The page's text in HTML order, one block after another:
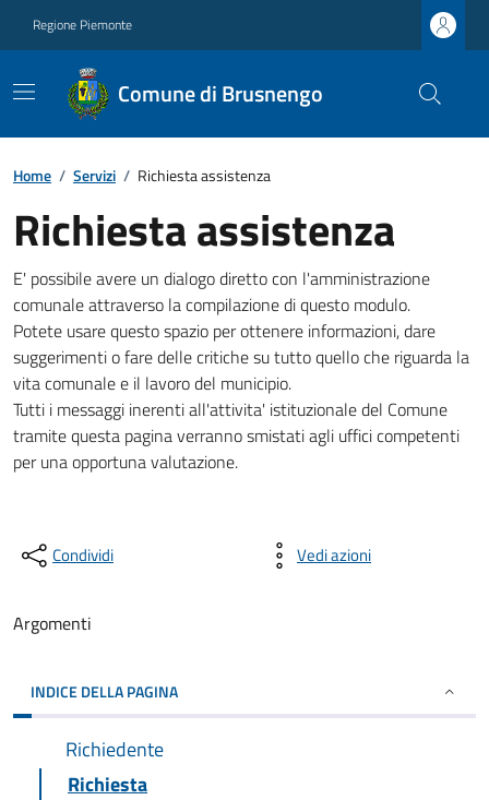
Regione Piemonte
Comune di Brusnengo
Home / Servizi / Richiesta assistenza
Richiesta assistenza
E' possibile avere un dialogo diretto con l'amministrazione
comunale attraverso la compilazione di questo modulo.
Potete usare questo spazio per ottenere informazioni, dare
suggerimenti o fare delle critiche su tutto quello che riguarda la
vita comunale e il lavoro del municipio.
Tutti i messaggi inerenti all'attivita' istituzionale del Comune
tramite questa pagina verranno smistati agli uffici competenti
per una opportuna valutazione.
Condividi Vedi azioni
Argomenti
INDICE DELLA PAGINA
Richiedente
Richiesta